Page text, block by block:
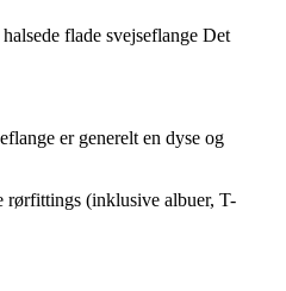
flade svejseflange Det
er generelt en dyse og
rørfittings (inklusive albuer, T-